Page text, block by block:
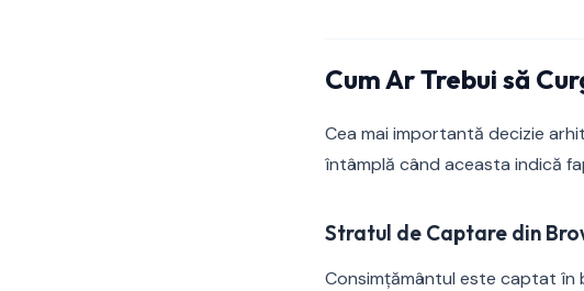
Cum Ar Trebui să
Cea mai importantă decizie
întâmplă când aceasta indică
Stratul de Captare din
Consimțământul este captat în